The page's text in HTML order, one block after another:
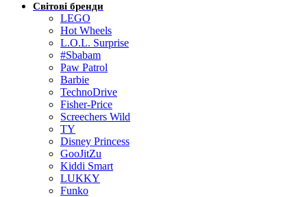
Світові бренди
LEGO
Hot Wheels
L.O.L. Surprise
#Sbabam
Paw Patrol
Barbie
TechnoDrive
Fisher-Price
Screechers Wild
TY
Disney Princess
GooJitZu
Kiddi Smart
LUKKY
Funko